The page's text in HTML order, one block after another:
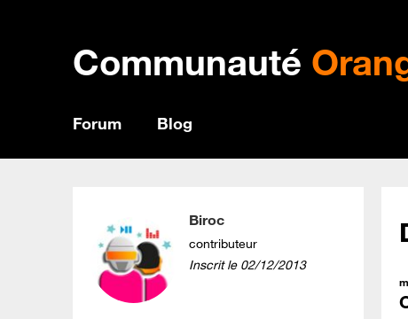
Communauté
Forum Blog
Biroc
contributeur
Inscrit le ‎02/12/2013